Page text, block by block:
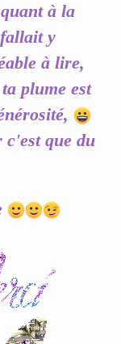
à la
y
à lire,
plume est
que du